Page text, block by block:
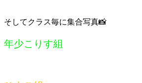
そしてクラス毎に集合写真📸
年少こりす組